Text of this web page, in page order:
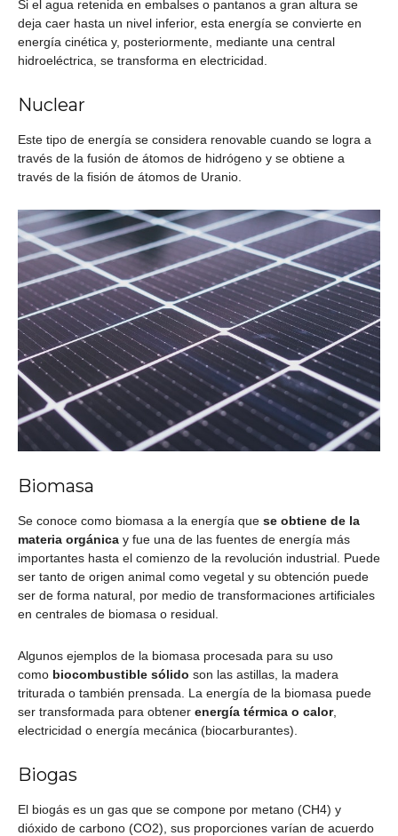
Si el agua retenida en embalses o pantanos a gran altura se
deja caer hasta un nivel inferior, esta energía se convierte en
energía cinética y, posteriormente, mediante una central
hidroeléctrica, se transforma en electricidad.
Nuclear
Este tipo de energía se considera renovable cuando se logra a
través de la fusión de átomos de hidrógeno y se obtiene a
través de la fisión de átomos de Uranio.
Biomasa
Se conoce como biomasa a la energía que se obtiene de la
materia orgánica y fue una de las fuentes de energía más
importantes hasta el comienzo de la revolución industrial. Puede
ser tanto de origen animal como vegetal y su obtención puede
ser de forma natural, por medio de transformaciones artificiales
en centrales de biomasa o residual.
Algunos ejemplos de la biomasa procesada para su uso
como biocombustible sólido son las astillas, la madera
triturada o también prensada. La energía de la biomasa puede
ser transformada para obtener energía térmica o calor,
electricidad o energía mecánica (biocarburantes).
Biogas
El biogás es un gas que se compone por metano (CH4) y
dióxido de carbono (CO2), sus proporciones varían de acuerdo